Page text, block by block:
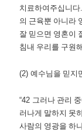
치료하여주십니다.
의 근육뿐 아니라
잘 믿으면 영혼이
침내 우리를 구원
(2)예수님을 믿지
“42 그러나 관리
러나게 말하지 못
사람의 영광을 하